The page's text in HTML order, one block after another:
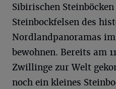
Sibirischen
Steinbockfelsen des
Nordlandpanoramas
bewohnen. Bereits am
Zwillinge zur Welt
noch ein kleines